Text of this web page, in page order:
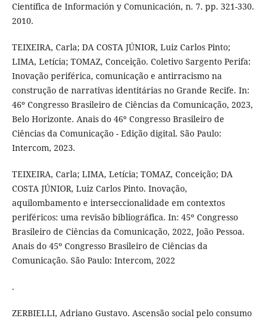
Científica de Información y Comunicación, n. 7. pp. 321-330.
2010.
TEIXEIRA, Carla; DA COSTA JÚNIOR, Luiz Carlos Pinto;
LIMA, Letícia; TOMAZ, Conceição. Coletivo Sargento Perifa:
Inovação periférica, comunicação e antirracismo na
construção de narrativas identitárias no Grande Recife. In:
46º Congresso Brasileiro de Ciências da Comunicação, 2023,
Belo Horizonte. Anais do 46º Congresso Brasileiro de
Ciências da Comunicação - Edição digital. São Paulo:
Intercom, 2023.
TEIXEIRA, Carla; LIMA, Letícia; TOMAZ, Conceição; DA
COSTA JÚNIOR, Luiz Carlos Pinto. Inovação,
aquilombamento e interseccionalidade em contextos
periféricos: uma revisão bibliográfica. In: 45º Congresso
Brasileiro de Ciências da Comunicação, 2022, João Pessoa.
Anais do 45º Congresso Brasileiro de Ciências da
Comunicação. São Paulo: Intercom, 2022
.
ZERBIELLI, Adriano Gustavo. Ascensão social pelo consumo